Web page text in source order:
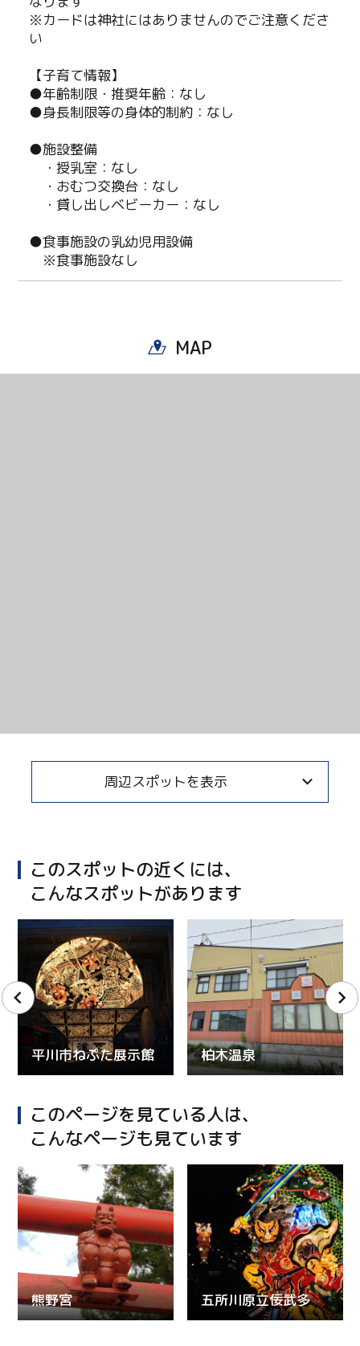
※カードは神社にはありませんのでご注意くださ
い
【子育て情報】
●年齢制限・推奨年齢：なし
●身長制限等の身体的制約：なし
●施設整備
・授乳室：なし
・おむつ交換台：なし
・貸し出しベビーカー：なし
●食事施設の乳幼児用設備
※食事施設なし
MAP
周辺スポットを表示
このスポットの近くには、
こんなスポットがあります
平川市ねぷた展示館 柏木温泉
このページを見ている人は、
こんなページも見ています
熊野宮 五所川原立佞武多
Facebook
Copy URL